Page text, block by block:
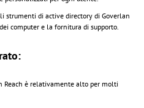
strumenti di active directory di Goverlan
computer e la fornitura di supporto.
Reach è relativamente alto per molti